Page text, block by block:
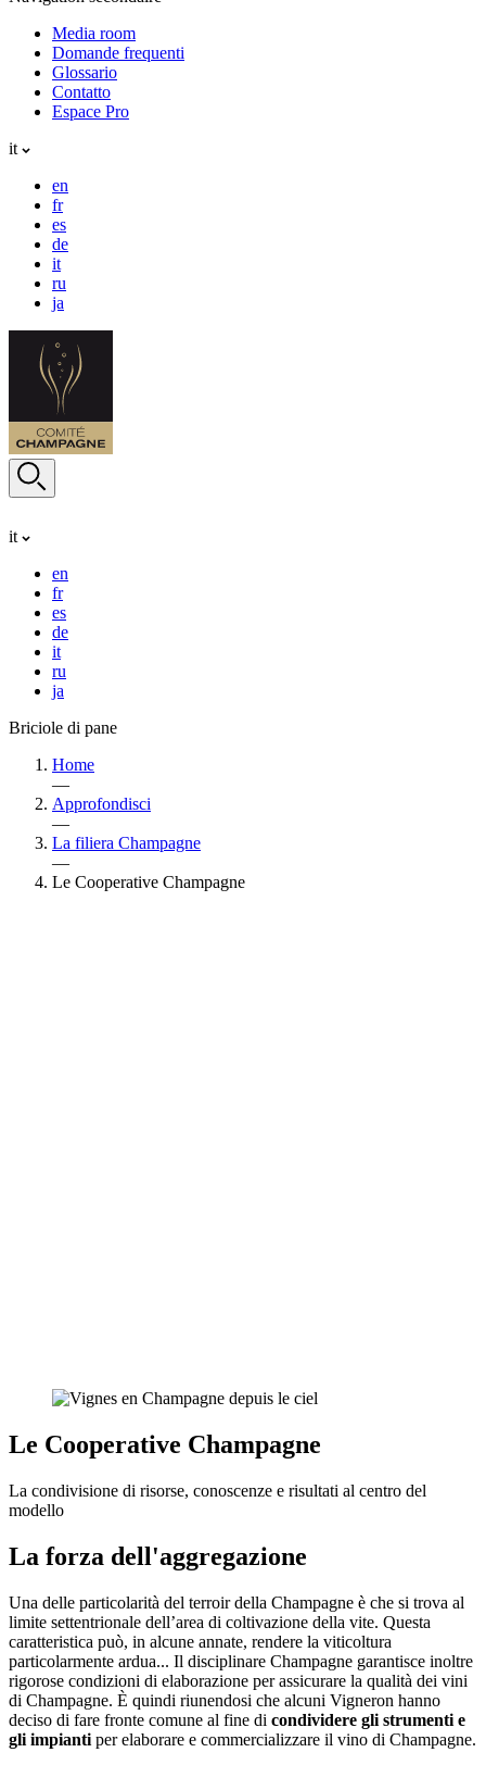
Media room
Domande frequenti
Glossario
Contatto
Espace Pro
it
en
fr
es
de
it
ru
ja
it
en
fr
es
de
it
ru
ja
Briciole di pane
Home
—
Approfondisci
—
La filiera Champagne
—
Le Cooperative Champagne
Le Cooperative Champagne
La condivisione di risorse, conoscenze e risultati al centro del
modello
La forza dell'aggregazione
Una delle particolarità del terroir della Champagne è che si trova al
limite settentrionale dell’area di coltivazione della vite. Questa
caratteristica può, in alcune annate, rendere la viticoltura
particolarmente ardua... Il disciplinare Champagne garantisce inoltre
rigorose condizioni di elaborazione per assicurare la qualità dei vini
di Champagne. È quindi riunendosi che alcuni Vigneron hanno
deciso di fare fronte comune al fine di condividere gli strumenti e
gli impianti per elaborare e commercializzare il vino di Champagne.